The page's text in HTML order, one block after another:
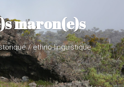
maron(e)s
/ ethno-linguistique